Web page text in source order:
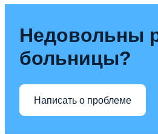
Недовольны
больницы?
Написать о проблеме